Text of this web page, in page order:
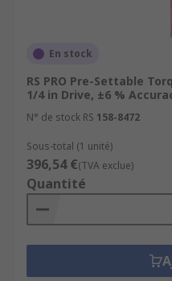
En stock
RS PRO Pre-Settable
1/4 in Drive, ±6 %
N° de stock RS 158-8472
Sous-total (1 unité)
396,54 €(TVA exclue)
Quantité